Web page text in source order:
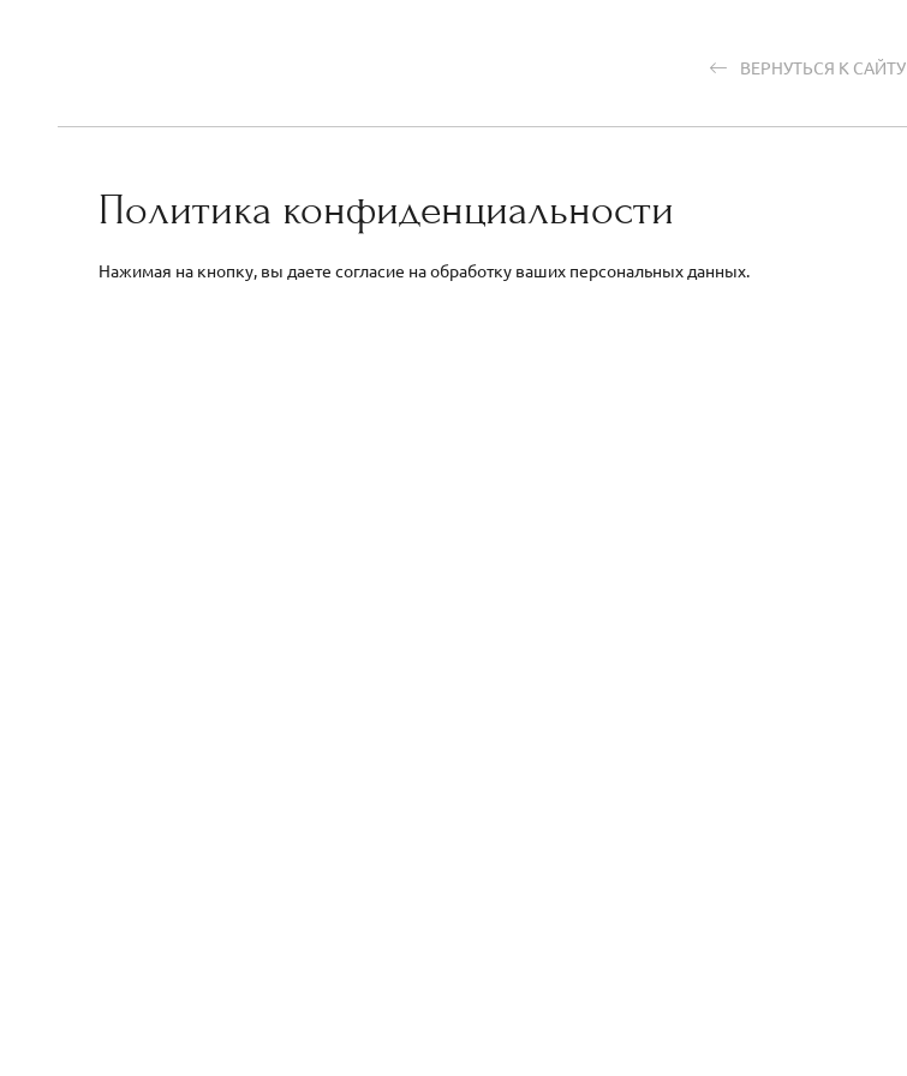
ВЕРНУТЬСЯ К САЙТУ
Политика конфиденциальности
Нажимая на кнопку, вы даете согласие на обработку ваших персональных данных.